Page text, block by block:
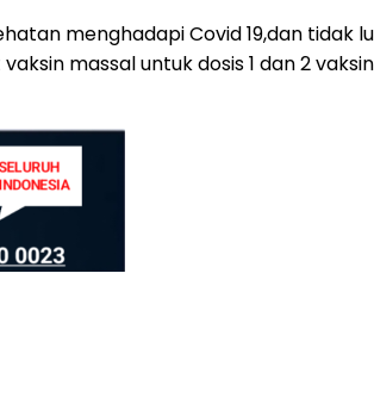
menghadapi Covid 19,dan tidak
massal untuk dosis 1 dan 2